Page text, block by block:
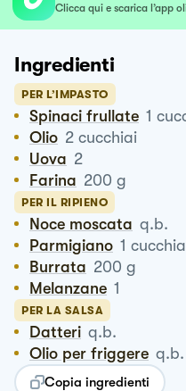
Clicca qui e scarica l’app
Ingredienti
PER L’IMPASTO
Spinaci frullate 1
Olio 2 cucchiai
Uova 2
Farina 200 g
PER IL RIPIENO
Noce moscata q.b.
Parmigiano 1
Burrata 200 g
Melanzane 1
PER LA SALSA
Datteri q.b.
Olio per friggere q.b.
Copia ingredienti